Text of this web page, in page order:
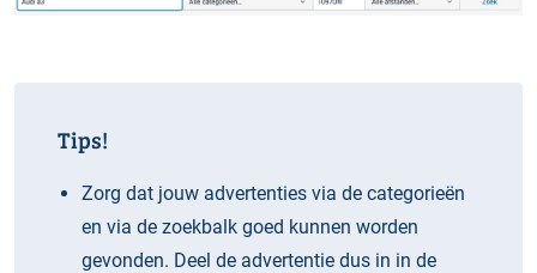
Tips!
Zorg dat jouw advertenties via de categorieën
en via de zoekbalk goed kunnen worden
gevonden. Deel de advertentie dus in in de